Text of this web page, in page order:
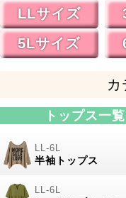
LLサイズ
5Lサイズ
カ
トップス一
半袖トップス